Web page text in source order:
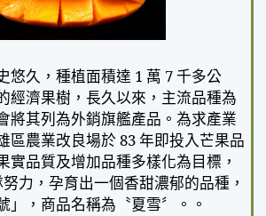
悠久，種植面積達 1 萬 7千多公
經濟果樹，長久以來，主流品種為
將其列為外銷旗艦產品。為求產業
區農業改良場於 83年即投入芒果品
實品質及增加品種多樣化為目標，
力，孕育出一個香甜濃郁的品種，
」，商品名稱為〝夏雪〞。 。